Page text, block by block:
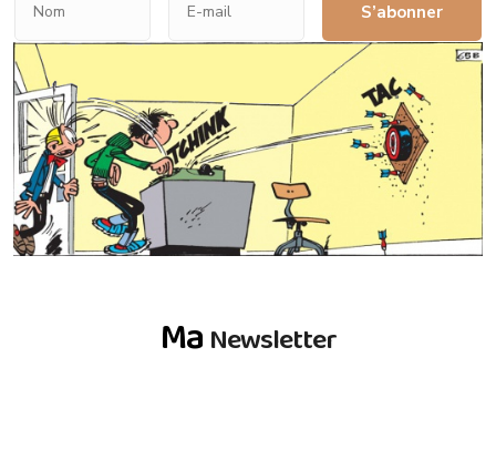
S’abonner
Ma Newsletter